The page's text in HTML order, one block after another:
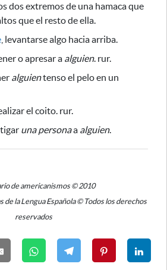
dos extremos de una hamaca que
que el resto de ella.
, levantarse algo hacia arriba.
o apresar a alguien. rur.
alguientenso el pelo en un
el coito. rur.
una personaa alguien.
de americanismos © 2010
de la Lengua Española © Todos los derechos
reservados